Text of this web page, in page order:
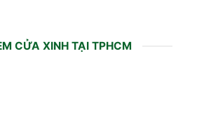
CỬA XINH TẠI TPHCM